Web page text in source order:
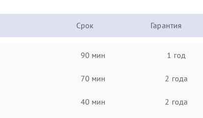
Срок Гарантия
90 мин 1 год
70 мин 2 года
40 мин 2 года